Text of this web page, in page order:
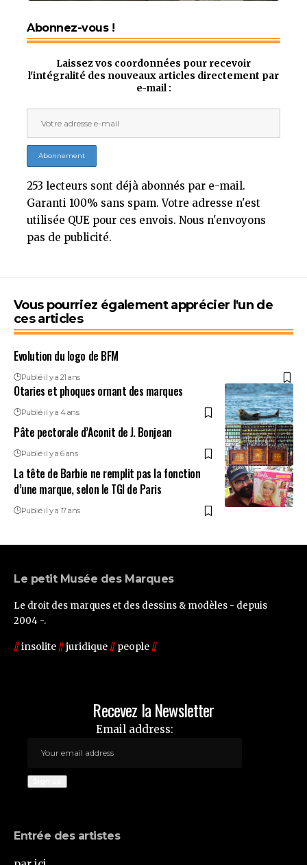
Abonnez-vous !
Laissez vos coordonnées pour recevoir
l'intégralité des nouveaux articles directement par
e-mail :
253 lecteurs sont déjà abonnés par e-mail.
Garanti 100% sans spam. Votre adresse n'est
utilisée QUE pour ces envois. Nous n'envoyons
pas de publicité.
Vous pourriez également apprécier l'un de
ces articles
Evolution du logo de BFM
Publié il y a 21 ans
Otaries et phoques ornant des marques
Publié il y a 4 ans
Pâte pectorale d’Aconit de J. Bonjean
Publié il y a 6 ans
La tête de Barbie ne remplit pas la fonction
d’une marque, selon le TGI de Paris
Publié il y a 17 ans
Le petit Musée des Marques
Le droit des marques et des dessins & modèles - depuis
2004 -.
//insolite //juridique // people //
Recevez la Newsletter
Email address:
Entrée des artistes